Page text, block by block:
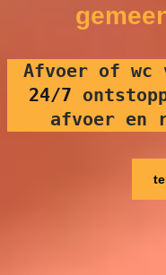
Afvoer of wc
24/7
afvoer en